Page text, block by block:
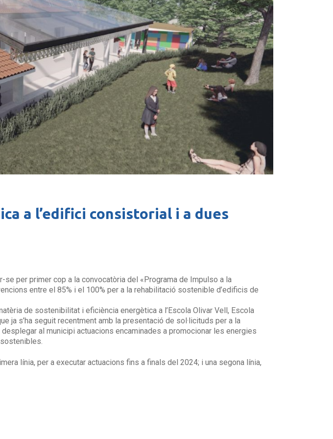
a l’edifici consistorial i a dues
se per primer cop a la convocatòria del «Programa de Impulso a la
entre el 85% i el 100% per a la rehabilitació sostenible d’edificis de
de sostenibilitat i eficiència energètica a l’Escola Olivar Vell, Escola
ja s’ha seguit recentment amb la presentació de sol·licituds per a la
desplegar al municipi actuacions encaminades a promocionar les energies
línia, per a executar actuacions fins a finals del 2024; i una segona línia,